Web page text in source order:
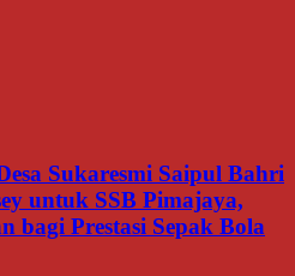
Sukaresmi Saipul Bahri
untuk SSB Pimajaya,
bagi Prestasi Sepak Bola